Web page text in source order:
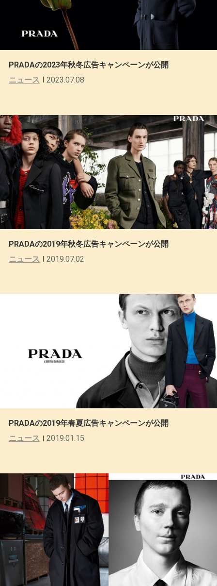
PRADAの2023年秋冬広告キャンペーンが公開
ニュース
2023.07.08
PRADAの2019年秋冬広告キャンペーンが公開
ニュース
2019.07.02
PRADAの2019年春夏広告キャンペーンが公開
ニュース
2019.01.15